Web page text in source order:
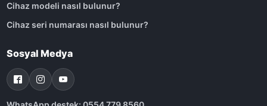
Cihaz modeli nasıl bulunur?
Cihaz seri numarası nasıl bulunur?
Sosyal Medya